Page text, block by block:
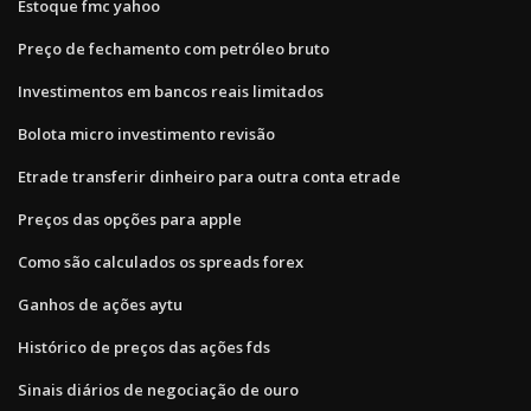
Estoque fmc yahoo
Preço de fechamento com petróleo bruto
Investimentos em bancos reais limitados
Bolota micro investimento revisão
Etrade transferir dinheiro para outra conta etrade
Preços das opções para apple
Como são calculados os spreads forex
Ganhos de ações aytu
Histórico de preços das ações fds
Sinais diários de negociação de ouro